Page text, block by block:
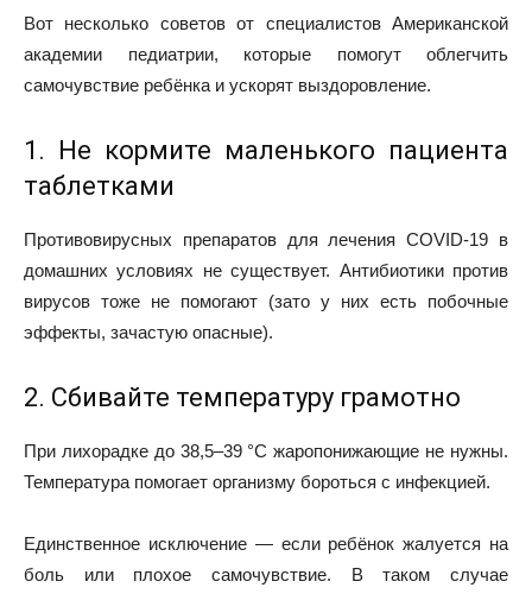
Вот несколько советовот специалистов Американской
академии педиатрии, которые помогут облегчить
самочувствие ребёнка и ускорят выздоровление.
1. Не кормите маленького пациента
таблетками
Противовирусных препаратов для лечения COVID-19 в
домашних условиях не существует. Антибиотики против
вирусов тоже не помогают (зато у них есть побочные
эффекты, зачастую опасные).
2. Сбивайте температуру грамотно
При лихорадке до 38,5–39 °C жаропонижающие не нужны.
Температура помогает организму бороться с инфекцией.
Единственное исключение — если ребёнок жалуется на
боль или плохое самочувствие. В таком случае